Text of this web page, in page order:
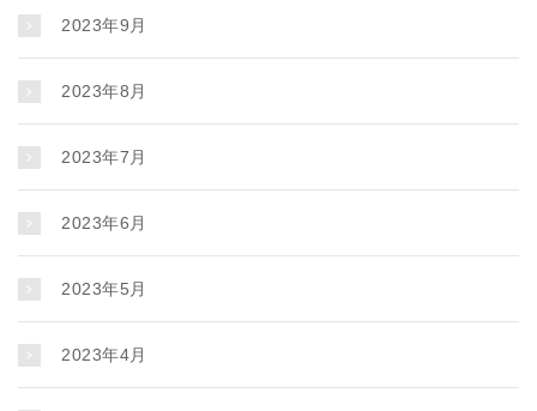
2023年9月
2023年8月
2023年7月
2023年6月
2023年5月
2023年4月